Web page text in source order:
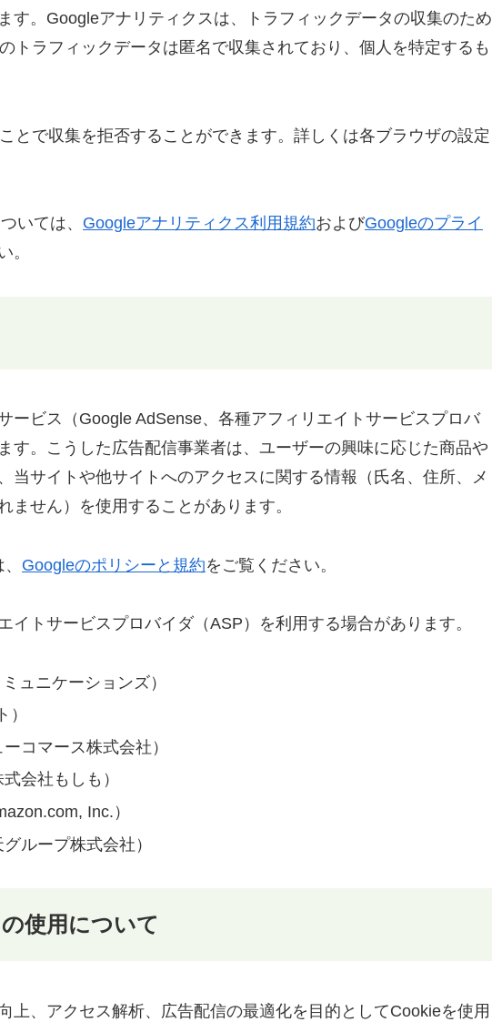
す。Googleアナリティクスは、トラフィックデータの収集のため
トラフィックデータは匿名で収集されており、個人を特定するも
とで収集を拒否することができます。詳しくは各ブラウザの設定
いては、 Googleアナリティクス利用規約およびGoogleのプライ
。
ービス（Google AdSense、各種アフィリエイトサービスプロバ
す。こうした広告配信事業者は、ユーザーの興味に応じた商品や
当サイトや他サイトへのアクセスに関する情報（氏名、住所、メ
ません）を使用することがあります。
Googleのポリシーと規約をご覧ください。
イトサービスプロバイダ（ASP）を利用する場合があります。
ュニケーションズ）
コマース株式会社）
会社もしも）
Inc.）
ループ株式会社）
使用について
上、アクセス解析、広告配信の最適化を目的としてCookieを使用